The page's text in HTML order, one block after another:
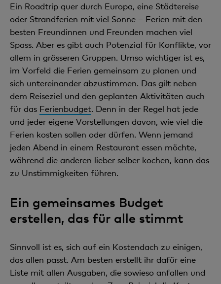
Ein Roadtrip quer durch Europa, eine Städtereise
oder Strandferien mit viel Sonne – Ferien mit den
besten Freundinnen und Freunden machen viel
Spass. Aber es gibt auch Potenzial für Konflikte, vor
allem in grösseren Gruppen. Umso wichtiger ist es,
im Vorfeld die Ferien gemeinsam zu planen und
sich untereinander abzustimmen. Das gilt neben
dem Reiseziel und den geplanten Aktivitäten auch
für das Ferienbudget. Denn in der Regel hat jede
und jeder eigene Vorstellungen davon, wie viel die
Ferien kosten sollen oder dürfen. Wenn jemand
jeden Abend in einem Restaurant essen möchte,
während die anderen lieber selber kochen, kann das
zu Unstimmigkeiten führen.
Ein gemeinsames Budget
erstellen, das für alle stimmt
Sinnvoll ist es, sich auf ein Kostendach zu einigen,
das allen passt. Am besten erstellt ihr dafür eine
Liste mit allen Ausgaben, die sowieso anfallen und